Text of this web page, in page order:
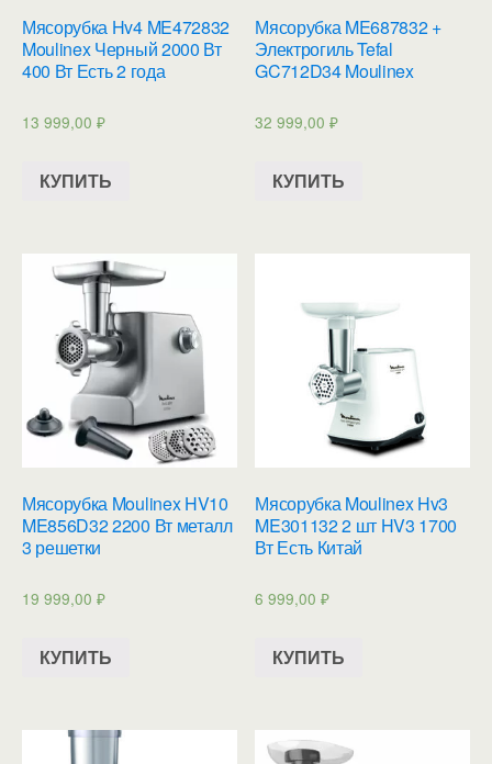
Мясорубка Hv4 ME472832
Moulinex Черный 2000 Вт
400 Вт Есть 2 года
13 999,00 ₽
КУПИТЬ
Мясорубка ME687832 +
Электрогиль Tefal
GC712D34 Moulinex
32 999,00₽
КУПИТЬ
Мясорубка Moulinex HV10
ME856D32 2200 Вт металл
3 решетки
19 999,00 ₽
КУПИТЬ
Мясорубка Moulinex Hv3
ME301132 2 шт HV3 1700
Вт Есть Китай
6 999,00₽
КУПИТЬ